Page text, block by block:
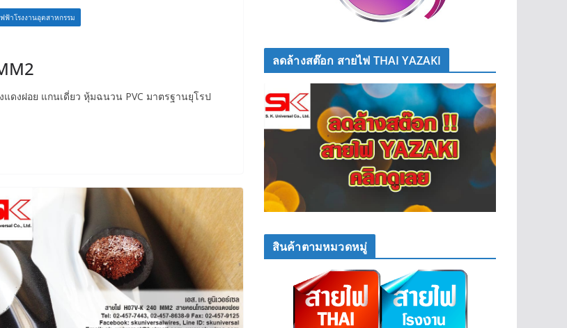
ฟ้าโรงงานอุตสาหกรรม
ดงฝอย แกนเดี่ยว หุ้มฉนวน PVC มาตรฐานยุโรป
ลดล้างสต๊อก สายไฟ THAI YAZAKI
สินค้าตามหมวดหมู่